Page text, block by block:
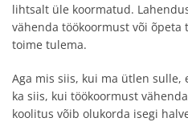
lihtsalt üle koormatud.
vähenda töökoormust või
toime tulema.
Aga mis siis, kui ma ütlen
ka siis, kui töökoormust
koolitus võib olukorda isegi